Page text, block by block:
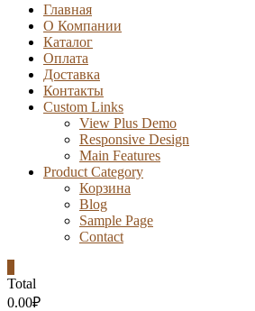
Главная
О Компании
Каталог
Оплата
Доставка
Контакты
Custom Links
View Plus Demo
Responsive Design
Main Features
Product Category
Корзина
Blog
Sample Page
Contact
Total
0.00₽